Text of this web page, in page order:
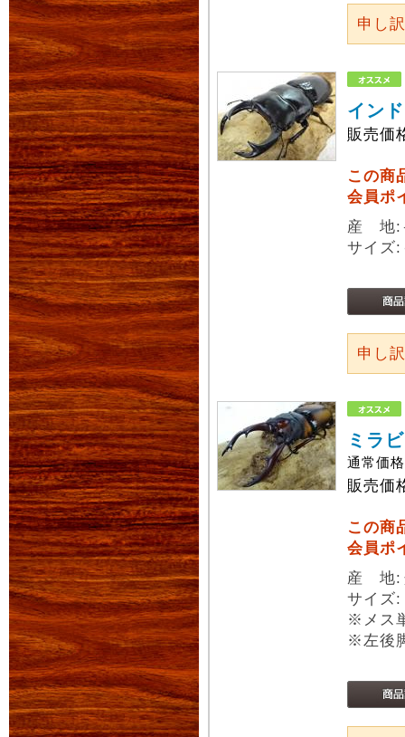
申し
イン
販売価
この商
会員ポ
産 地:
サイズ
申し
ミラ
通常価
販売価
この商
会員ポ
産 地:
サイズ
※メス
※左後